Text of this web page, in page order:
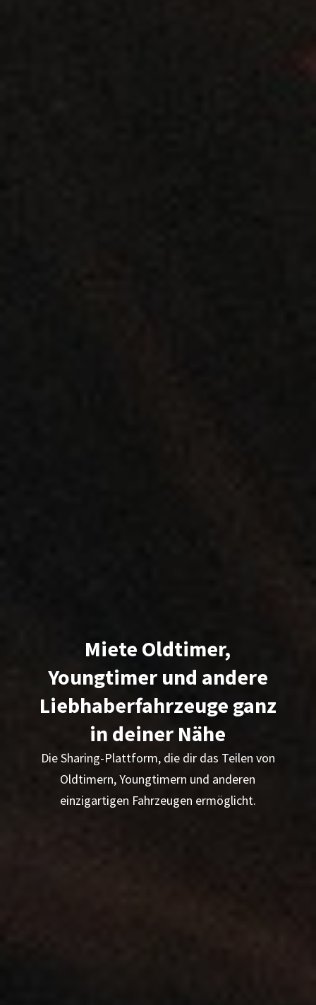
Miete Oldtimer,
Youngtimer und andere
Liebhaberfahrzeuge ganz
in deiner Nähe
Die Sharing-Plattform, die dir das Teilen von
Oldtimern, Youngtimern und anderen
einzigartigen Fahrzeugen ermöglicht.